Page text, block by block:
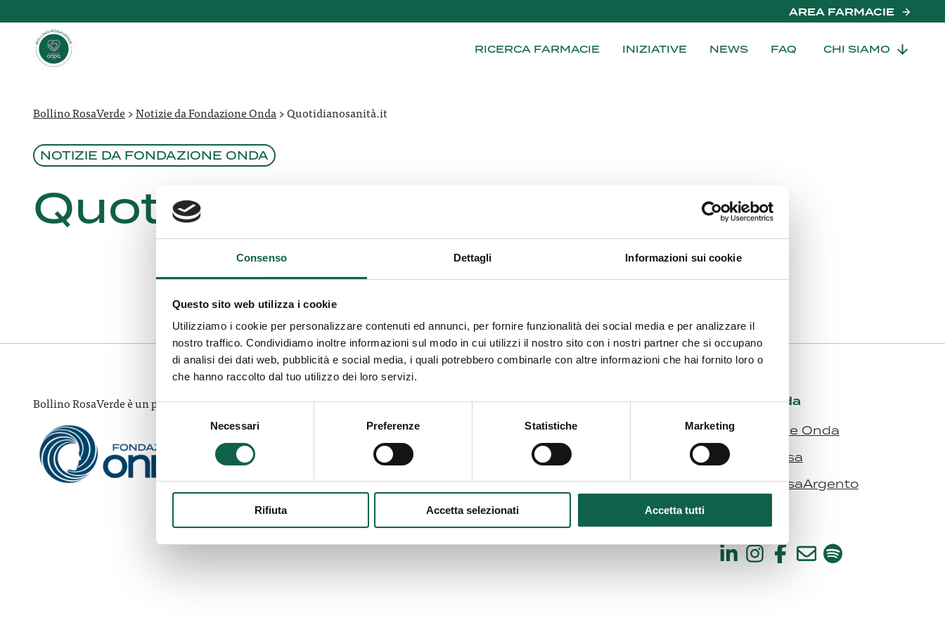
Consenso Dettagli Informazioni sui cookie
Questo sito web utilizza i cookie
Utilizziamo i cookie per personalizzare contenuti ed annunci, per fornire funzionalità dei social media e per analizzare il
nostro traffico. Condividiamo inoltre informazioni sul modo in cui utilizzi il nostro sito con i nostri partner che si occupano
di analisi dei dati web, pubblicità e social media, i quali potrebbero combinarle con altre informazioni che hai fornito loro o
che hanno raccolto dal tuo utilizzo dei loro servizi.
Selezione
consenso
Necessari Preferenze Statistiche Marketing
Rifiuta Accetta selezionati Accetta tutti
AREA FARMACIE
RICERCA FARMACIE INIZIATIVE NEWS FAQ CHI SIAMO
Bollino RosaVerde>Notizie da Fondazione Onda>Quotidianosanità.it
NOTIZIE DA FONDAZIONE ONDA
Quotidianosanità.it
Bollino RosaVerde è un progetto di Supporto
Contatti
I siti di Onda
Fondazione Onda
Bollino Rosa
Bollino RosaArgento